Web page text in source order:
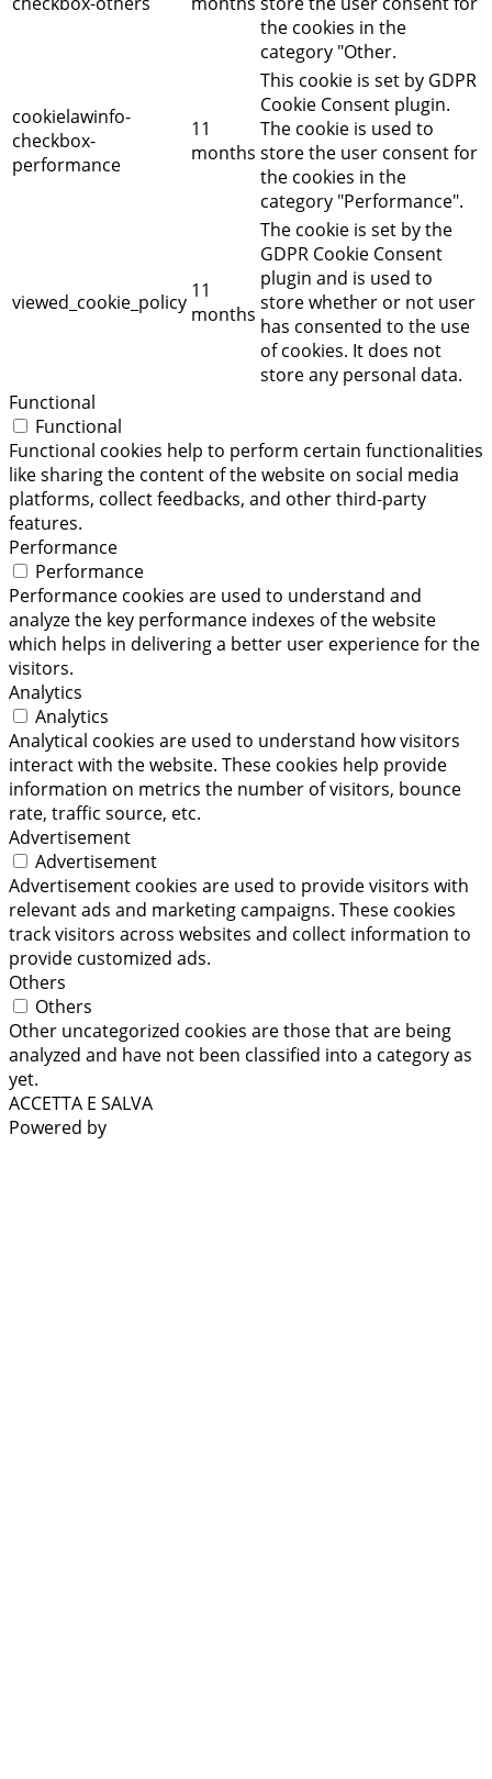
the cookies in the
category "Other.
cookielawinfo-
checkbox-
performance
11
months
This cookie is set by GDPR
Cookie Consent plugin.
The cookie is used to
store the user consent for
the cookies in the
category "Performance".
viewed_cookie_policy 11
months
The cookie is set by the
GDPR Cookie Consent
plugin and is used to
store whether or not user
has consented to the use
of cookies. It does not
store any personal data.
Functional
Functional
Functional cookies help to perform certain functionalities
like sharing the content of the website on social media
platforms, collect feedbacks, and other third-party
features.
Performance
Performance
Performance cookies are used to understand and
analyze the key performance indexes of the website
which helps in delivering a better user experience for the
visitors.
Analytics
Analytics
Analytical cookies are used to understand how visitors
interact with the website. These cookies help provide
information on metrics the number of visitors, bounce
rate, traffic source, etc.
Advertisement
Advertisement
Advertisement cookies are used to provide visitors with
relevant ads and marketing campaigns. These cookies
track visitors across websites and collect information to
provide customized ads.
Others
Others
Other uncategorized cookies are those that are being
analyzed and have not been classified into a category as
yet.
ACCETTA E SALVA
Powered by